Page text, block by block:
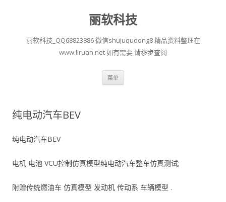
丽软科技
丽软科技_QQ68823886 微信shujuqudong8 精品资料整理在
www.liruan.net 如有需要 请移步查阅
菜单
纯电动汽车BEV
纯电动汽车BEV
电机 电池 VCU控制仿真模型纯电动汽车整车仿真测试;
附赠传统燃油车 仿真模型 发动机 传动系 车辆模型 .